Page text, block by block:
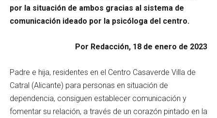
por la situación de ambos gracias al sistema de
comunicación ideado por la psicóloga del centro.
Por Redacción, 18 de enero de 2023
Padre e hija, residentes en el Centro Casaverde Villa de
Catral (Alicante) para personas en situación de
dependencia, consiguen establecer comunicación y
fomentar su relación, a través de un corazón pintado en la